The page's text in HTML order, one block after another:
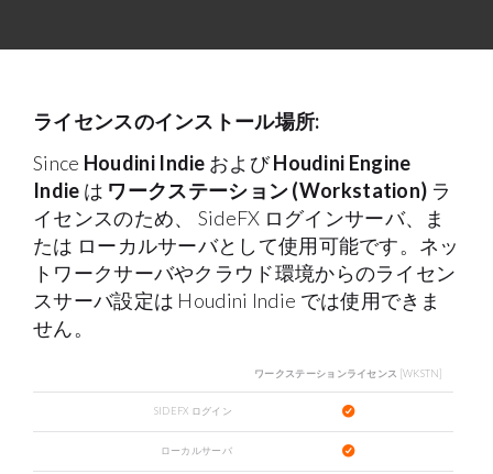
ライセンスのインストール場所:
Since Houdini Indie およびHoudini Engine
Indie は ワークステーション (Workstation) ラ
イセンスのため、 SideFX ログインサーバ、ま
たは ローカルサーバとして使用可能です。ネッ
トワークサーバやクラウド環境からのライセン
スサーバ設定は Houdini Indie では使用できま
せん。
ワークステーションライセンス [WKSTN]
SIDEFX ログイン
ローカルサーバ